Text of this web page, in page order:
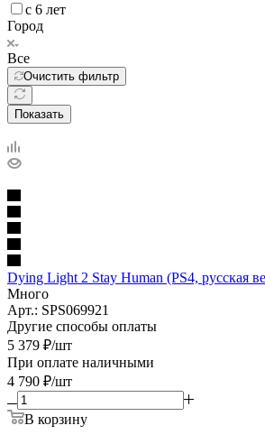
с 6 лет
Город
Все
Очистить фильтр
Показать
Dying Light 2 Stay Human (PS4, русская
Много
Арт.: SPS069921
Другие способы оплаты
5 379 ₽/шт
При оплате наличными
4 790 ₽/шт
В корзину